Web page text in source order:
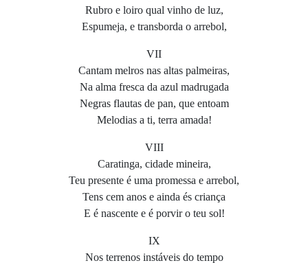
Rubro e loiro qual vinho de luz,
Espumeja, e transborda o arrebol,
VII
Cantam melros nas altas palmeiras,
Na alma fresca da azul madrugada
Negras flautas de pan, que entoam
Melodias a ti, terra amada!
VIII
Caratinga, cidade mineira,
Teu presente é uma promessa e arrebol,
Tens cem anos e ainda és criança
E é nascente e é porvir o teu sol!
IX
Nos terrenos instáveis do tempo